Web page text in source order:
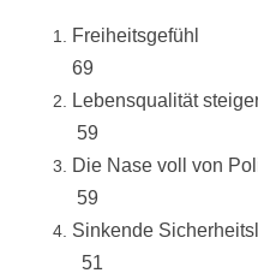
69
59
Die Nase
59
Sinkende
51